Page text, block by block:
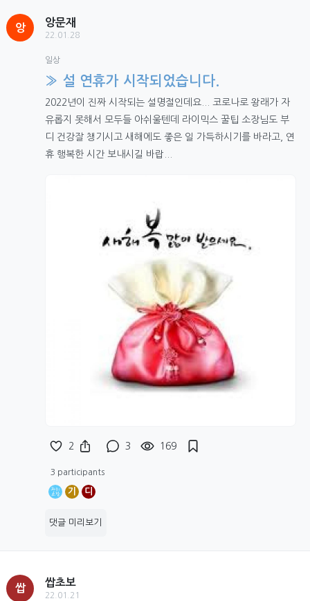
앙
앙문재
22.01.28
일상
» 설 연휴가 시작되었습니다.
2022년이 진짜 시작되는 설명절인데요... 코로나로 왕래가 자
유롭지 못해서 모두들 아쉬울텐데 라이믹스 꿀팁 소장님도 부
디 건강잘 챙기시고 새해에도 좋은 일 가득하시기를 바라고, 연
휴 행복한 시간 보내시길 바랍...
2 3 169
3 participants
기 디
댓글 미리보기
쌉
쌉초보
22.01.21